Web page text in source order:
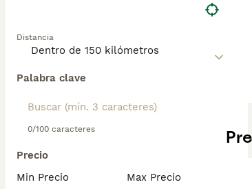
Distancia
Palabra clave
0/100 caracteres
Precio
Min Precio
Max Precio